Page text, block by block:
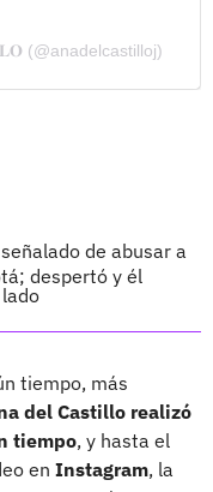
(@anadelcastilloj)
de abusar a
despertó y él
tiempo, más
del Castillo realizó
tiempo, y hasta el
en Instagram, la